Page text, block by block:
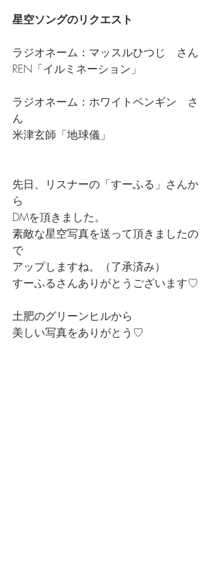
星空ソングのリクエスト
ラジオネーム：マッスルひつじ　さん
REN「イルミネーション」
ラジオネーム：ホワイトペンギン　さ
ん
米津玄師「地球儀」
先日、リスナーの「すーふる」さんか
ら
DMを頂きました。
素敵な星空写真を送って頂きましたの
で
アップしますね。（了承済み）
すーふるさんありがとうございます♡
土肥のグリーンヒルから
美しい写真をありがとう♡